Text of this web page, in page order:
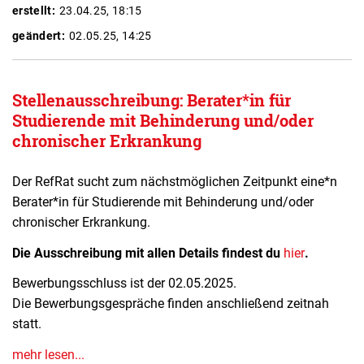
erstellt: 23.04.25, 18:15
geändert: 02.05.25, 14:25
Stellenausschreibung: Berater*in für
Studierende mit Behinderung und/oder
chronischer Erkrankung
Der RefRat sucht zum nächstmöglichen Zeitpunkt eine*n
Berater*in für Studierende mit Behinderung und/oder
chronischer Erkrankung.
Die Ausschreibung mit allen Details findest du hier.
Bewerbungsschluss ist der 02.05.2025.
Die Bewerbungsgespräche finden anschließend zeitnah
statt.
mehr lesen...